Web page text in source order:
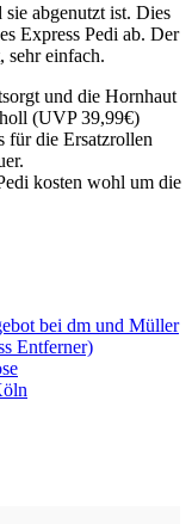
abgenutzt ist. Dies
Express Pedi ab. Der
sehr einfach.
und die Hornhaut
(UVP 39,99€)
für die Ersatzrollen
kosten wohl um die
bei dm und Müller
Entferner)